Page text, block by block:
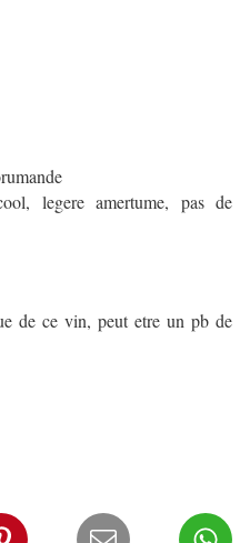
legere amertume, pas de
de ce vin, peut etre un pb de